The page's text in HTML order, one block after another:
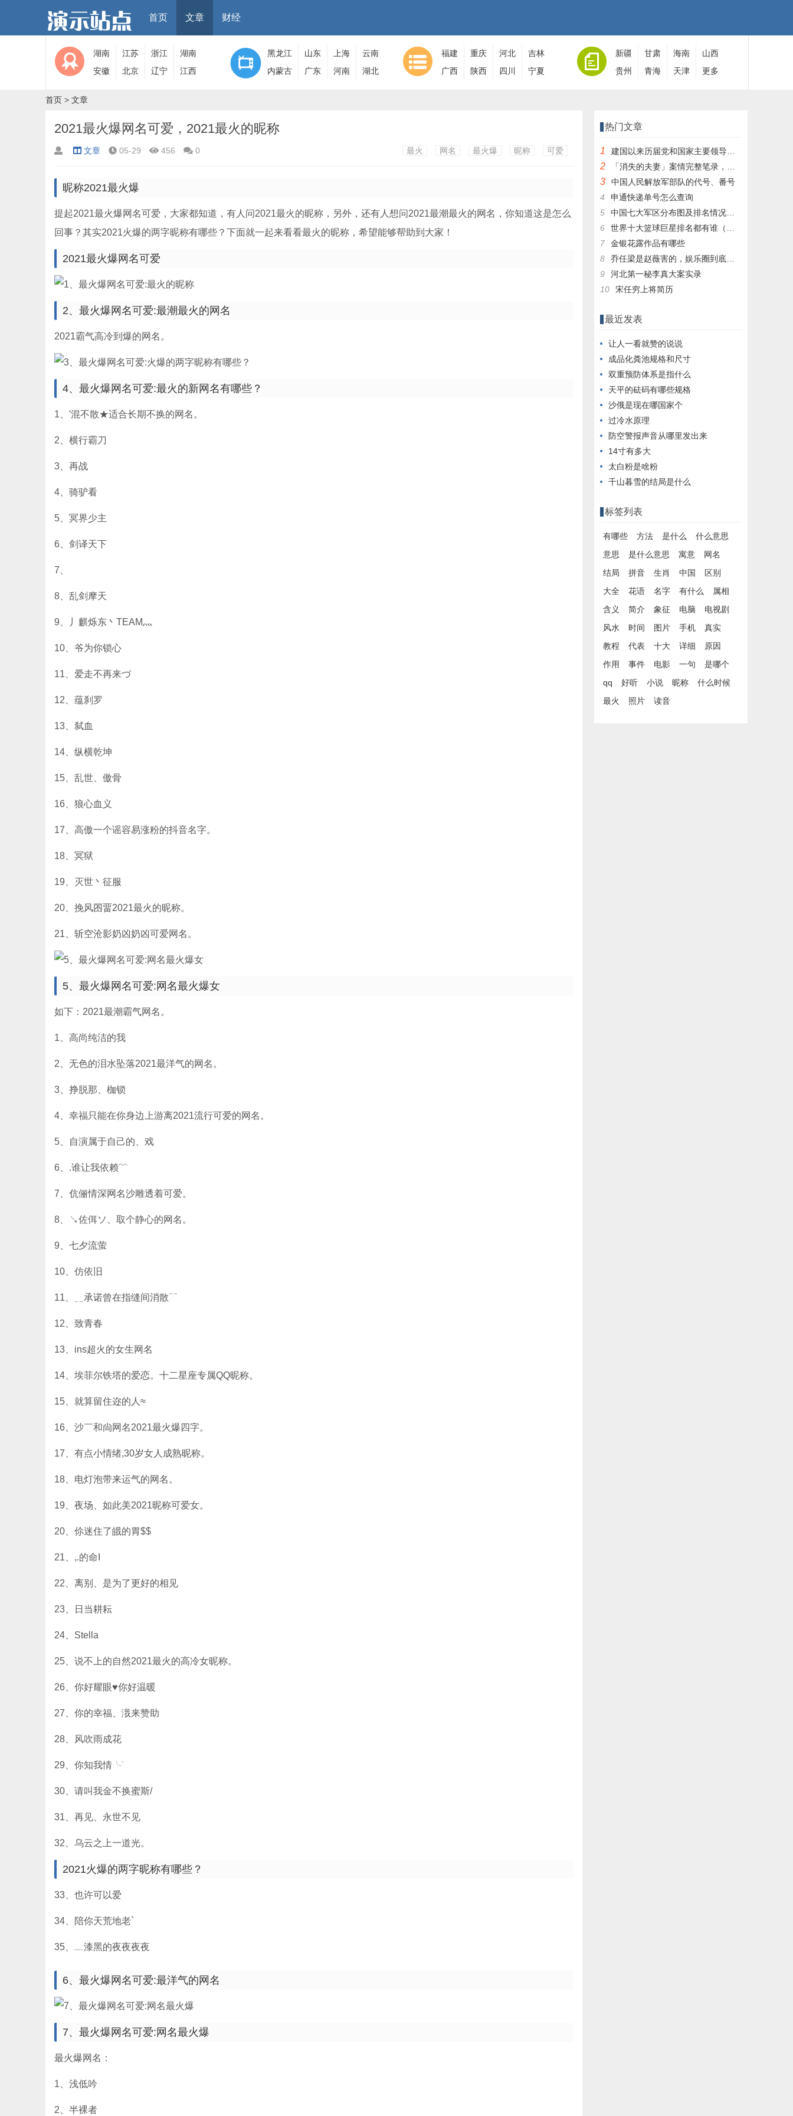
首页 文章 财经
湖南 江苏 浙江
湖南
安徽
北京 辽宁 江西
黑龙江 山东 上海
云南
内蒙古
广东 河南 湖北
福建 重庆 河北
吉林
广西
陕西 四川 宁夏
新疆 甘肃 海南
山西
贵州
青海 天津 更多
首页 > 文章
2021最火爆网名可爱，2021最火的昵称
文章 05-29 456 0 最火 网名 最火爆 昵称 可爱
昵称2021最火爆
提起2021最火爆网名可爱，大家都知道，有人问2021最火的昵称，另外，还有人想问2021最潮最火的网名，你知道这是怎么
回事？其实2021火爆的两字昵称有哪些？下面就一起来看看最火的昵称，希望能够帮助到大家！
2021最火爆网名可爱
2、最火爆网名可爱:最潮最火的网名
2021霸气高冷到爆的网名。
4、最火爆网名可爱:最火的新网名有哪些？
1、′混不散★适合长期不换的网名。
2、横行霸刀
3、再战
4、骑驴看
5、冥界少主
6、剑译天下
7、
8、乱剑摩天
9、丿麒烁东丶TEAM灬
10、爷为你锁心
11、爱走不再来づ
12、蕴刹罗
13、弑血
14、纵横乾坤
15、乱世、傲骨
16、狼心血义
17、高傲一个谣容易涨粉的抖音名字。
18、冥狱
19、灭世丶征服
20、挽风囨畱2021最火的昵称。
21、斩空沧影奶凶奶凶可爱网名。
5、最火爆网名可爱:网名最火爆女
如下：2021最潮霸气网名。
1、高尚纯洁的我
2、无色的泪水坠落2021最洋气的网名。
3、挣脱那、枷锁
4、幸福只能在你身边上游离2021流行可爱的网名。
5、自演属于自己的、戏
6、.谁让我依赖﹌
7、伉俪情深网名沙雕透着可爱。
8、↘佐佴ソ、取个静心的网名。
9、七夕流萤
10、仿依旧
11、﹎承诺曾在指缝间消散﹊
12、致青春
13、ins超火的女生网名
14、埃菲尔铁塔的爱恋。十二星座专属QQ昵称。
15、就算留住迩的人≈
16、沙￣和尙网名2021最火爆四字。
17、有点小情绪,30岁女人成熟昵称。
18、电灯泡带来运气的网名。
19、夜场、如此美2021昵称可爱女。
20、伱迷住了皒的胃$$
21、,.的命I
22、离别、是为了更好的相见
23、日当耕耘
24、Stella
25、说不上的自然2021最火的高冷女昵称。
26、你好耀眼♥你好温暖
27、你的幸福、涐来赞助
28、风吹雨成花
29、你知我情╰˙
30、请叫我金不换蜜斯/
31、再见、永世不见
32、乌云之上一道光。
2021火爆的两字昵称有哪些？
33、也许可以爱
34、陪你天荒地老`
35、﹏漆黑的夜夜夜夜
6、最火爆网名可爱:最洋气的网名
7、最火爆网名可爱:网名最火爆
最火爆网名：
1、浅低吟
2、半裸者
热门文章
1 建国以来历届党和国家主要领导人全名单
2 「消失的夫妻」案情完整笔录，凶手灭绝人性！|杀人狂魔004
3
中国人民解放军部队的代号、番号
4
申通快递单号怎么查询
5
中国七大军区分布图及排名情况详细解读！
6
世界十大篮球巨星排名都有谁（篮球排行榜前十名）
7
金银花露作品有哪些
8
乔任梁是赵薇害的，娱乐圈到底有多乱，昔日往事一件一件都被扒出，你是怎么
9
河北第一秘李真大案实录
10
宋任穷上将简历
最近发表
让人一看就赞的说说
成品化粪池规格和尺寸
双重预防体系是指什么
天平的砝码有哪些规格
沙俄是现在哪国家个
过冷水原理
防空警报声音从哪里发出来
14寸有多大
太白粉是啥粉
千山暮雪的结局是什么
标签列表
有哪些 方法 是什么
什么意思
意思
是什么意思 寓意
网名
结局
拼音 生肖 中国
区别
大全
花语 名字 有什么
属相
含义
简介 象征 电脑
电视剧
风水
时间 图片 手机
真实
教程
代表 十大 详细
原因
作用
事件 电影 一句
是哪个
qq
好听 小说 昵称
什么时候
最火
照片 读音